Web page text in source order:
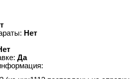
Нет
Да